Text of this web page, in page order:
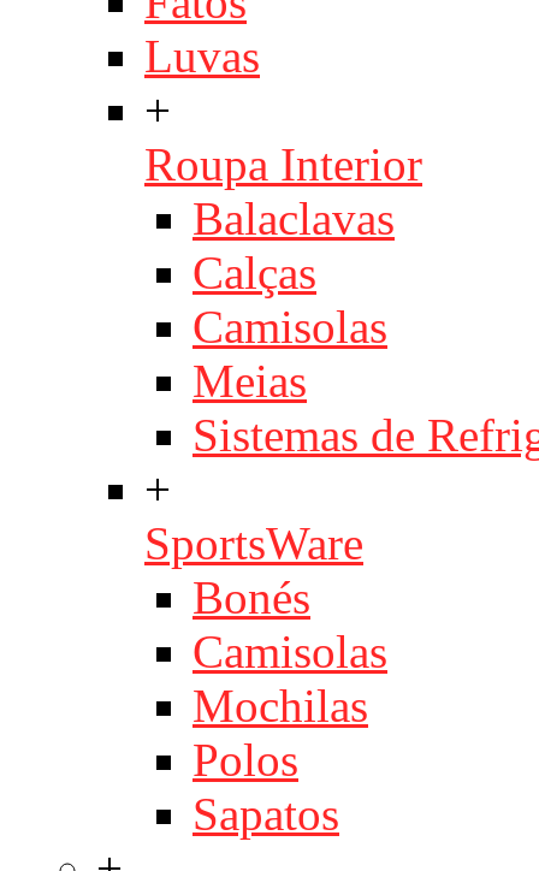
Luvas
+
Roupa Interior
Balaclavas
Calças
Camisolas
Meias
Sistemas de
+
SportsWare
Bonés
Camisolas
Mochilas
Polos
Sapatos